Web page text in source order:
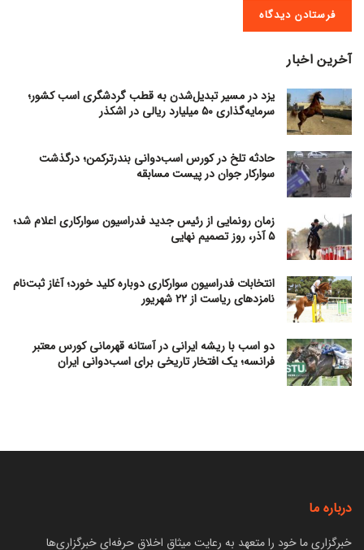
آخرین اخبار
یزد در مسیر تبدیل‌شدن به قطب گردشگری اسب کشور؛
سرمایه‌گذاری ۵۰ میلیارد ریالی در اشکذر
حادثه تلخ در کورس اسب‌دوانی بندرترکمن؛ درگذشت
سوارکار جوان در پیست مسابقه
زمان رونمایی از رئیس جدید فدراسیون سوارکاری اعلام شد؛
۵ آذر، روز تصمیم نهایی
انتخابات فدراسیون سوارکاری دوباره کلید خورد؛ آغاز ثبت‌نام
نامزدهای ریاست از ۲۲ شهریور
دو اسب با ریشه ایرانی در آستانه قهرمانی کورس معتبر
فرانسه؛ یک افتخار تاریخی برای اسب‌دوانی ایران
درباره ما
خبرگزاری ما خود را متعهد به رعایت میثاق اخلاق حرفه‌ای خبرگزاری‌ها